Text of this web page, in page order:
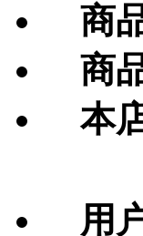
商
商
本
用